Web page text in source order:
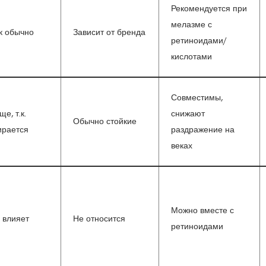
обычно Зависит от бренда
Рекомендуется при
мелазме с
ретиноидами/
кислотами
т.к.
Обычно стойкие
Совместимы,
снижают
раздражение на
веках
Не относится
Можно вместе с
ретиноидами